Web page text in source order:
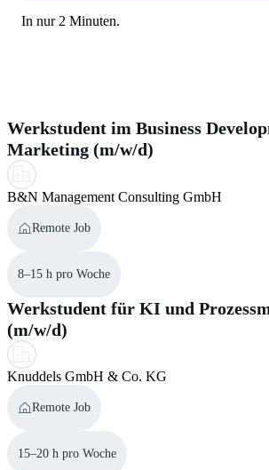
visa regulations. Therefore you can use the
helpful to provide language certificates. This
In nur 2 Minuten.
Werkstudent im Business
Marketing (m/w/d)
B&N Management Consulting GmbH
Remote Job
8–15 h pro Woche
Werkstudent für KI und
(m/w/d)
Knuddels GmbH & Co. KG
Remote Job
15–20 h pro Woche